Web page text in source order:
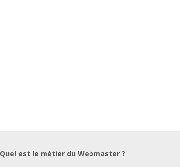
Quel est le métier du Webmaster ?